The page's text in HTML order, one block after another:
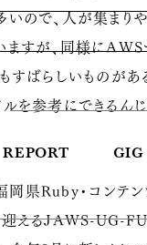
REPORT GIG
いので、人が集まり
ますが、同様にAWS
すばらしいものがあ
ルを参考にできるん
岡県Ruby・コンテ
迎えるJAWS-UG-